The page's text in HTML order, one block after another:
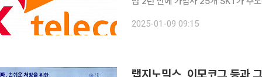
들과 함께 ‘IR 피칭 데이’를
2025-01-09 09:15